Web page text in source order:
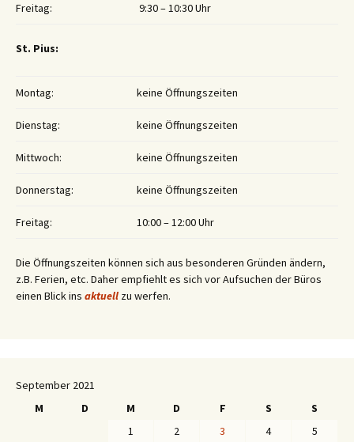
Freitag: 9:30 – 10:30 Uhr
St. Pius:
Montag: keine Öffnungszeiten
Dienstag: keine Öffnungszeiten
Mittwoch: keine Öffnungszeiten
Donnerstag: keine Öffnungszeiten
Freitag: 10:00 – 12:00 Uhr
Die Öffnungszeiten können sich aus besonderen Gründen ändern,
z.B. Ferien, etc. Daher empfiehlt es sich vor Aufsuchen der Büros
einen Blick ins aktuell zu werfen.
September 2021
M
D M D F S
S
1
2 3 4
5